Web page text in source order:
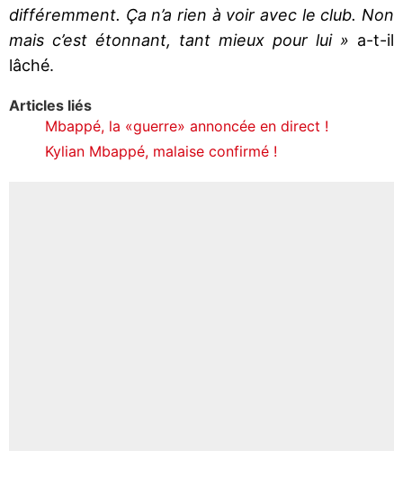
différemment. Ça n’a rien à voir avec le club. Non
mais c’est étonnant, tant mieux pour lui » a-t-il
lâché.
Articles liés
Mbappé, la «guerre» annoncée en direct !
Kylian Mbappé, malaise confirmé !